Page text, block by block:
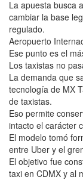
La apuesta busca
cambiar la base
regulado.
Aeropuerto
Ese punto es el
Los taxistas no
La demanda que
tecnología de MX
de taxistas.
Eso permite
intacto el carácter
El modelo tomó
entre Uber y el
El objetivo fue
taxi en CDMX y al